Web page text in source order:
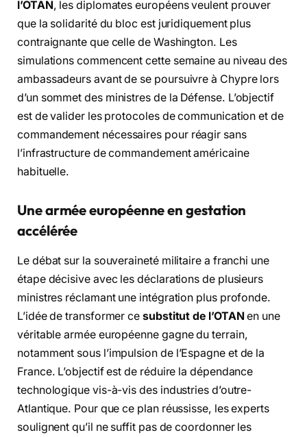
l’OTAN, les diplomates européens veulent prouver
que la solidarité du bloc est juridiquement plus
contraignante que celle de Washington. Les
simulations commencent cette semaine au niveau des
ambassadeurs avant de se poursuivre à Chypre lors
d’un sommet des ministres de la Défense. L’objectif
est de valider les protocoles de communication et de
commandement nécessaires pour réagir sans
l’infrastructure de commandement américaine
habituelle.
Une armée européenne en gestation
accélérée
Le débat sur la souveraineté militaire a franchi une
étape décisive avec les déclarations de plusieurs
ministres réclamant une intégration plus profonde.
L’idée de transformer cesubstitut de l’OTANen une
véritable armée européenne gagne du terrain,
notamment sous l’impulsion de l’Espagne et de la
France. L’objectif est de réduire la dépendance
technologique vis-à-vis des industries d’outre-
Atlantique. Pour que ce plan réussisse, les experts
soulignent qu’il ne suffit pas de coordonner les